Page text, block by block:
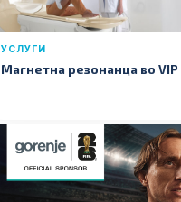
УСЛУГИ
Магнетна резонанца во